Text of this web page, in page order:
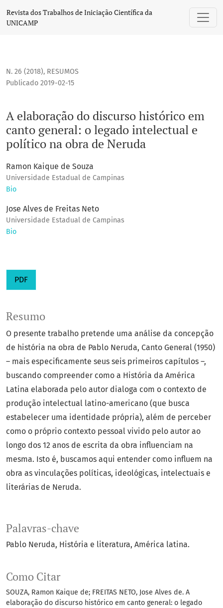
A elaboração do discurso histórico em canto general: o
Revista dos Trabalhos de Iniciação Científica da
UNICAMP
N. 26 (2018), RESUMOS
A elaboração do discurso histórico em
canto general: o legado intelectual e
político na obra de Neruda
Publicado 2019-02-15
Ramon Kaique de Souza
Universidade Estadual de Campinas
Bio
Jose Alves de Freitas Neto
Universidade Estadual de Campinas
Bio
PDF
Palavras-chave
Pablo Neruda História e literatura América latina.
Como Citar
SOUZA, Ramon Kaique de; FREITAS NETO, Jose Alves de. A
elaboração do discurso histórico em canto general: o legado
Resumo
O presente trabalho pretende uma análise da concepção
de história na obra de Pablo Neruda, Canto General (1950)
– mais especificamente seus seis primeiros capítulos –,
buscando compreender como a História da América
Latina elaborada pelo autor dialoga com o contexto de
produção intelectual latino-americano (que busca
estabelecer uma identidade própria), além de perceber
como o próprio contexto pessoal vivido pelo autor ao
longo dos 12 anos de escrita da obra influenciam na
mesma. Isto é, buscamos aqui entender como influem na
obra as vinculações políticas, ideológicas, intelectuais e
literárias de Neruda.